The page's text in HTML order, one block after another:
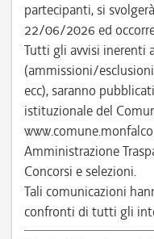
partecipanti, si
22/06/2026 ed
Tutti gli avvisi inerenti
(ammissioni/
ecc), saranno
istituzionale del
Amministrazione
Concorsi e selezioni.
Tali comunicazioni
confronti di tutti gli